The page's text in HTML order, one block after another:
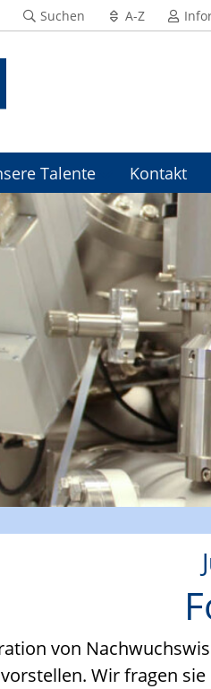
Suchen A-Z
Talente Kontakt
von
Wir fragen